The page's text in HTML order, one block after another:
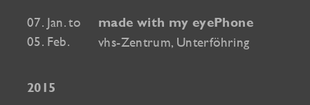
07. Jan. to
05. Feb.
made with my eyePhone
vhs-Zentrum, Unterföhring
2015